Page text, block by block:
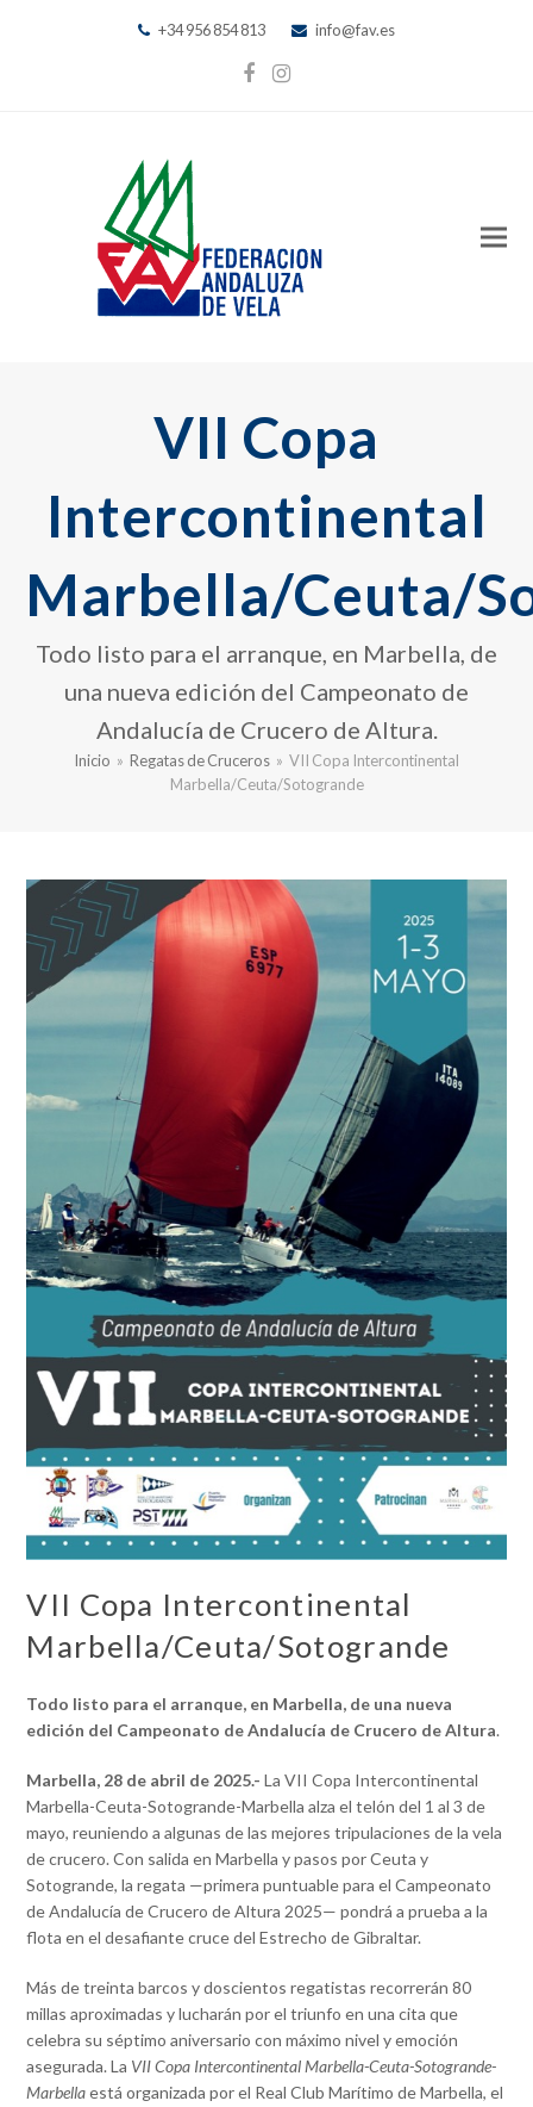
+34 956 854 813 info@fav.es
Facebook
Instagram
VII Copa
Intercontinental
Marbella/Ceuta/
Todo listo para el arranque, en Marbella, de
una nueva edición del Campeonato de
Andalucía de Crucero de Altura.
Inicio » Regatas de Cruceros » VII Copa Intercontinental
Marbella/Ceuta/Sotogrande
VII Copa Intercontinental
Marbella/Ceuta/Sotogrande
Todo listo para el arranque, en Marbella, de una nueva
edición del Campeonato de Andalucía de Crucero de Altura.
Marbella, 28 de abril de 2025.- La VII Copa Intercontinental
Marbella-Ceuta-Sotogrande-Marbella alza el telón del 1 al 3 de
mayo, reuniendo a algunas de las mejores tripulaciones de la vela
de crucero. Con salida en Marbella y pasos por Ceuta y
Sotogrande, la regata —primera puntuable para el Campeonato
de Andalucía de Crucero de Altura 2025— pondrá a prueba a la
flota en el desafiante cruce del Estrecho de Gibraltar.
Más de treinta barcos y doscientos regatistas recorrerán 80
millas aproximadas y lucharán por el triunfo en una cita que
celebra su séptimo aniversario con máximo nivel y emoción
asegurada. La VII Copa Intercontinental Marbella-Ceuta-Sotogrande-
Marbellaestá organizada por el Real Club Marítimo de Marbella, el